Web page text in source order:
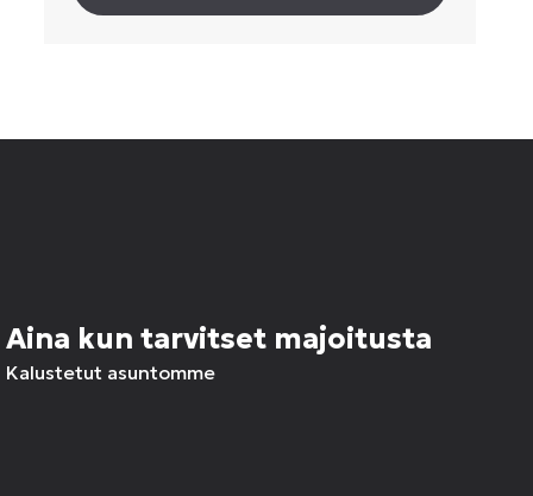
Aina kun tarvitset majoitusta
Kalustetut asuntomme